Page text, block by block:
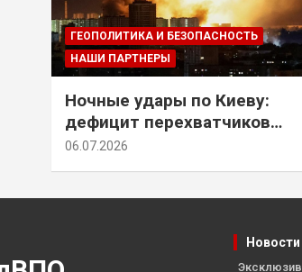
ГЕОПОЛИТИКА И БЕЗОПАСНОСТЬ
НАШИ ПАРТНЕРЫ
Ночные удары по Киеву:
дефицит перехватчиков
Patriot и оборонительные
06.07.2026
Новости
Эксклюзив